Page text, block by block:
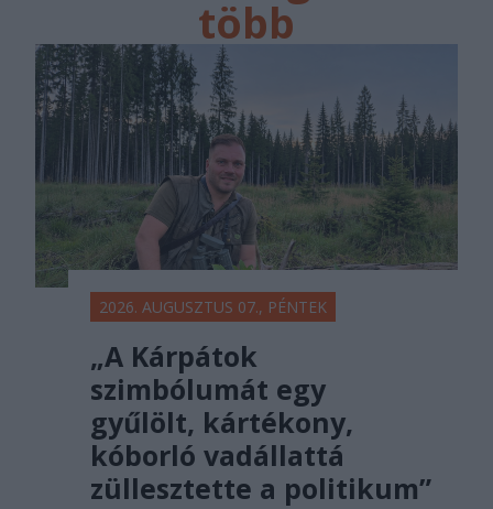
több
főtér.ro
2026. AUGUSZTUS 07., PÉNTEK
„A Kárpátok
szimbólumát egy
gyűlölt, kártékony,
kóborló vadállattá
züllesztette a politikum”